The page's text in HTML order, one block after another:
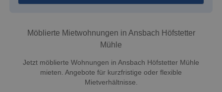
Möblierte Mietwohnungen in Ansbach Höfstetter
Mühle
Jetzt möblierte Wohnungen in Ansbach Höfstetter Mühle
mieten. Angebote für kurzfristige oder flexible
Mietverhältnisse.